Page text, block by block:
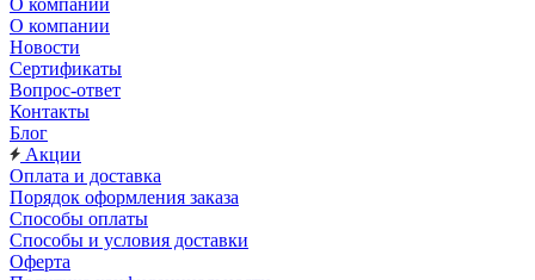
О компании
О компании
Новости
Сертификаты
Вопрос-ответ
Контакты
Блог
Акции
Оплата и доставка
Порядок оформления заказа
Способы оплаты
Способы и условия доставки
Оферта